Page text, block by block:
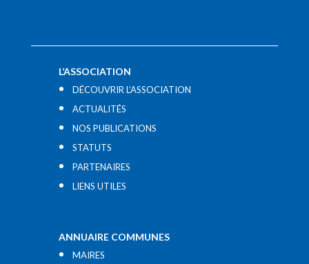
L’ASSOCIATION
DÉCOUVRIR L’ASSOCIATION
ACTUALITÉS
NOS PUBLICATIONS
STATUTS
PARTENAIRES
LIENS UTILES​
ANNUAIRE COMMUNES
MAIRES